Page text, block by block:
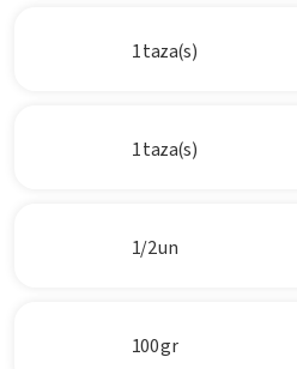
1 taza(s)
1 taza(s)
1/2 un
100 gr